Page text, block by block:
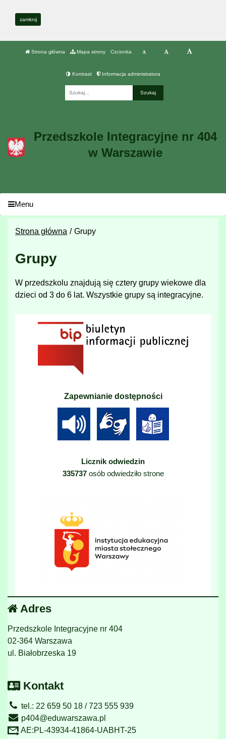
zamknij
Strona główna Mapa strony Czcionka
Kontrast Informacja administratora
Przedszkole Integracyjne nr 404
w Warszawie
Menu
Strona główna Grupy
Grupy
W przedszkolu znajdują się cztery grupy wiekowe dla
dzieci od 3 do 6 lat. Wszystkie grupy są integracyjne.
Zapewnianie dostępności
Licznik odwiedzin
335737osób odwiedziło strone
Adres
Przedszkole Integracyjne nr 404
02-364 Warszawa
ul. Białobrzeska 19
Kontakt
tel.: 22 659 50 18 / 723 555 939
p404@eduwarszawa.pl
AE:PL-43934-41864-UABHT-25